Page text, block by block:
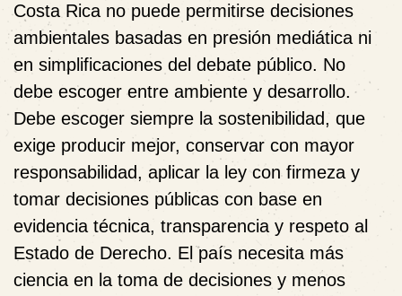
Costa Rica no puede permitirse decisiones
ambientales basadas en presión mediática ni
en simplificaciones del debate público. No
debe escoger entre ambiente y desarrollo.
Debe escoger siempre la sostenibilidad, que
exige producir mejor, conservar con mayor
responsabilidad, aplicar la ley con firmeza y
tomar decisiones públicas con base en
evidencia técnica, transparencia y respeto al
Estado de Derecho. El país necesita más
ciencia en la toma de decisiones y menos